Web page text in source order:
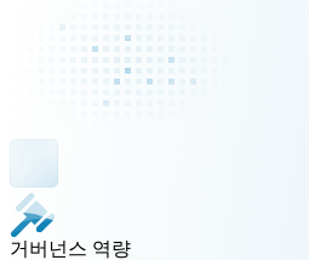
거버넌스 역량